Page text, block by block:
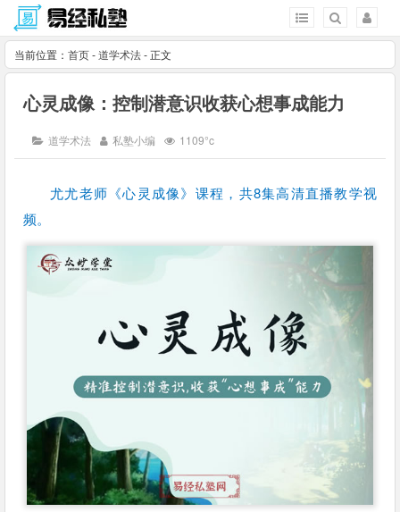
当前位置： 首页-道学术法- 正文
心灵成像：控制潜意识收获心想事成能力
道学术法 私塾小编 1109°c
尤尤老师《心灵成像》课程，共8集高清直播教学视
频。